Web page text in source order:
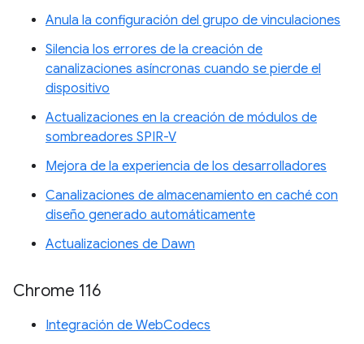
Anula la configuración del grupo de vinculaciones
Silencia los errores de la creación de
canalizaciones asíncronas cuando se pierde el
dispositivo
Actualizaciones en la creación de módulos de
sombreadores SPIR-V
Mejora de la experiencia de los desarrolladores
Canalizaciones de almacenamiento en caché con
diseño generado automáticamente
Actualizaciones de Dawn
Chrome 116
Integración de WebCodecs